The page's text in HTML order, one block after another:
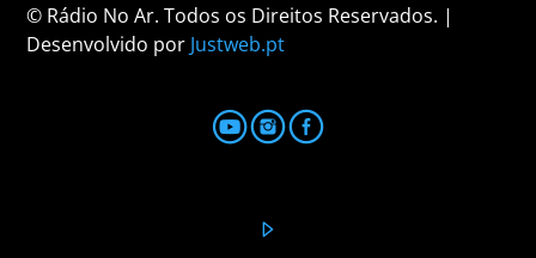
© Rádio No Ar. Todos os Direitos Reservados. |
Desenvolvido por Justweb.pt